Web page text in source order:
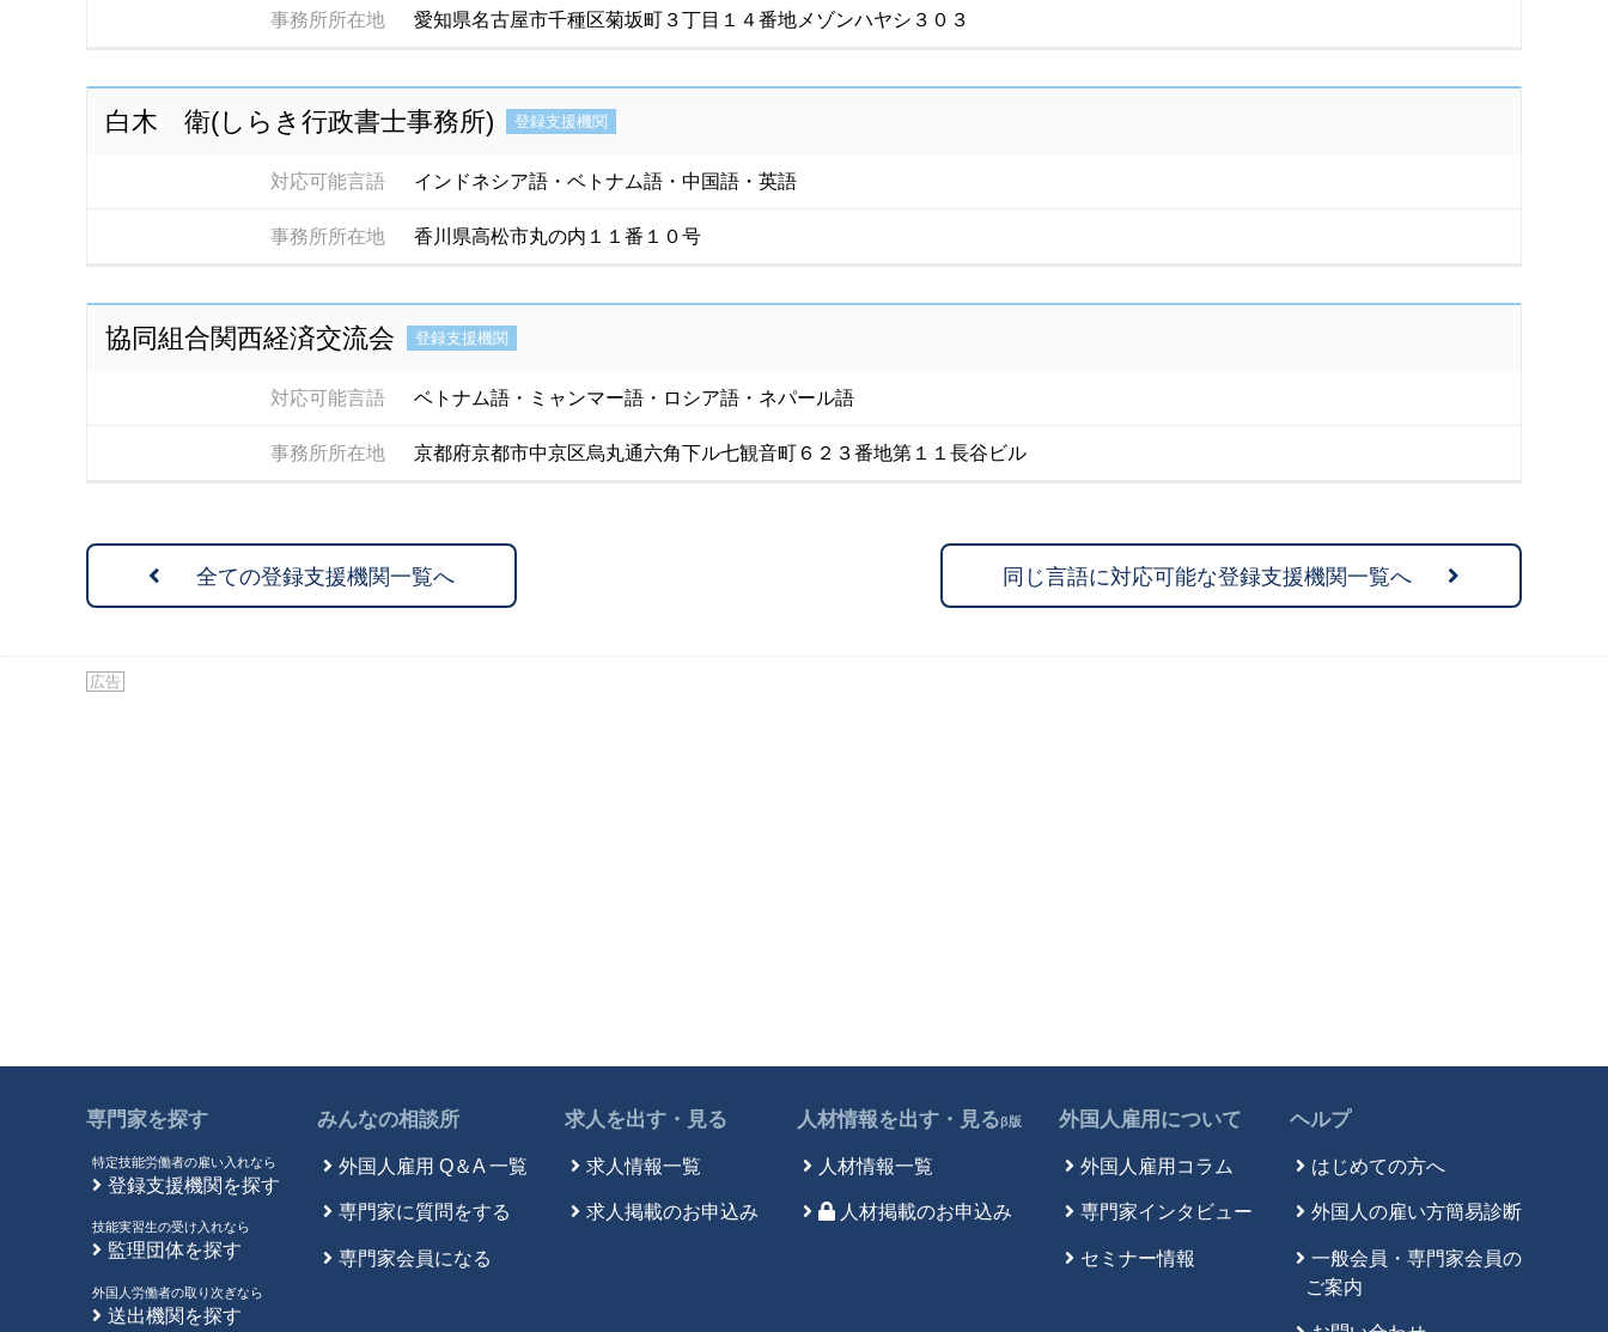
事務所所在地 愛知県名古屋市千種区菊坂町３丁目１４番地メゾンハヤシ３０３
白木 衛(しらき行政書士事務所) 登録支援機関
対応可能言語 インドネシア語・ベトナム語・中国語・英語
事務所所在地 香川県高松市丸の内１１番１０号
協同組合関西経済交流会 登録支援機関
対応可能言語 ベトナム語・ミャンマー語・ロシア語・ネパール語
事務所所在地 京都府京都市中京区烏丸通六角下ル七観音町６２３番地第１１長谷ビル
全ての登録支援機関一覧へ 同じ言語に対応可能な登録支援機関一覧へ
広告
専門家を探す
特定技能労働者の雇い入れなら
登録支援機関を探す
技能実習生の受け入れなら
監理団体を探す
外国人労働者の取り次ぎなら
送出機関を探す
みんなの相談所
外国人雇用 Q＆A 一覧
専門家に質問をする
専門家会員になる
求人を出す・見る
求人情報一覧
求人掲載のお申込み
人材情報を出す・見るβ版
人材情報一覧
人材掲載のお申込み
外国人雇用について
外国人雇用コラム
専門家インタビュー
セミナー情報
ヘルプ
はじめての方へ
外国人の雇い方簡易診断
一般会員・専門家会員の
ご案内